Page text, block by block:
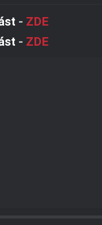
- ZDE
- ZDE